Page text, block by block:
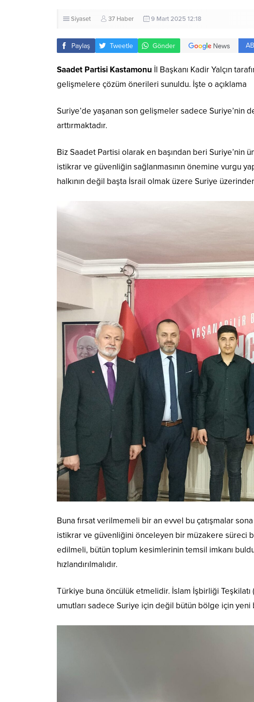
Siyaset 37 Haber 9 Mart 2025 12:18
Paylaş Tweetle Gönder
Saadet Partisi Kastamonu İl Başkanı Kadir Yalçın
gelişmelere çözüm önerileri sunuldu. İşte o açıklama
Suriye’de yaşanan son gelişmeler sadece Suriye’nin
arttırmaktadır.
Biz Saadet Partisi olarak en başından beri Suriye’nin
istikrar ve güvenliğin sağlanmasının önemine vurgu
halkının değil başta İsrail olmak üzere Suriye
Buna fırsat verilmemeli bir an evvel bu çatışmalar
istikrar ve güvenliğini önceleyen bir müzakere süreci
edilmeli, bütün toplum kesimlerinin temsil imkanı
hızlandırılmalıdır.
Türkiye buna öncülük etmelidir. İslam İşbirliği Teşkilatı
umutları sadece Suriye için değil bütün bölge için yeni